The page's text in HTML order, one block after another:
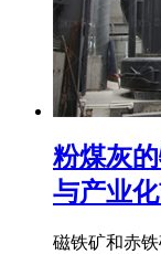
粉煤灰
与产业
磁铁矿和赤